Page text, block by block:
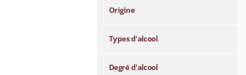
Origine
Types d'alcool
Degré d'alcool